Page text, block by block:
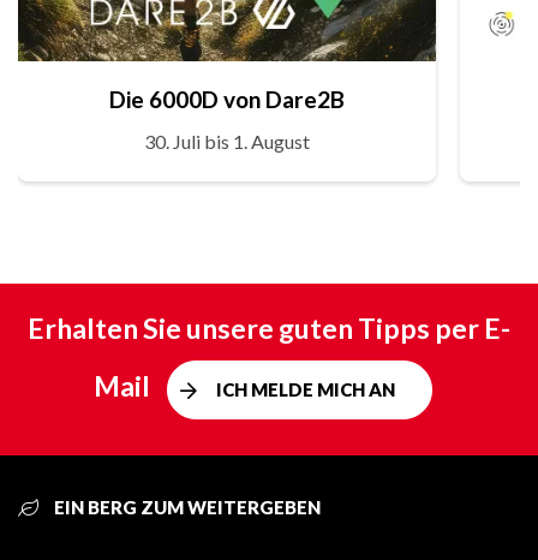
Die 6000D von Dare2B
30. Juli bis 1. August
Erhalten Sie unsere guten Tipps per E-
Mail
ICH MELDE MICH AN
EIN BERG ZUM WEITERGEBEN